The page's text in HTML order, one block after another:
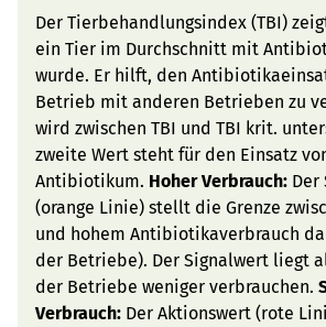
Der Tierbehandlungsindex (TBI)
ein Tier im Durchschnitt mit
wurde. Er hilft, den
Betrieb mit anderen Betrieben zu
wird zwischen TBI und TBI krit.
zweite Wert steht für den Einsatz
Antibiotikum. Hoher Verbrauch: Der
(orange Linie) stellt die Grenze
und hohem Antibiotikaverbrauch
der Betriebe). Der Signalwert liegt
der Betriebe weniger verbrauchen.
Verbrauch: Der Aktionswert (rote